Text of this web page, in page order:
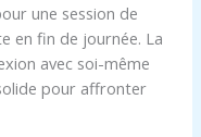
une session de
en fin de journée. La
avec soi-même
pour affronter